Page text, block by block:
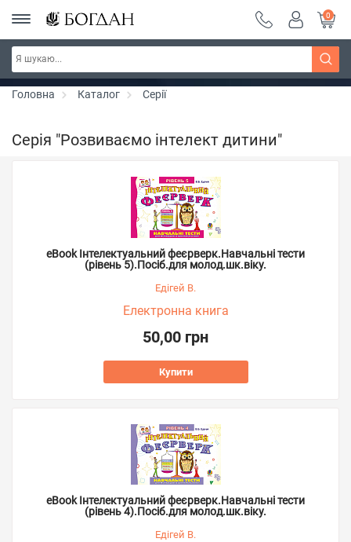
Серія "Чейзіана" ~ знижка 20%
0
Головна Каталог Серії
Серія "Розвиваємо інтелект дитини"
eBook Інтелектуальний феєрверк.Навчальні тести
(рівень 5).Посіб.для молод.шк.віку.
Едігей В.
Електронна книга
50,00 грн
Купити
eBook Інтелектуальний феєрверк.Навчальні тести
(рівень 4).Посіб.для молод.шк.віку.
Едігей В.